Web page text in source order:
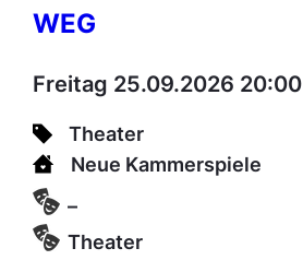
WEG
Freitag 25.09.2026 20:00
Theater
Neue Kammerspiele
–
Theater